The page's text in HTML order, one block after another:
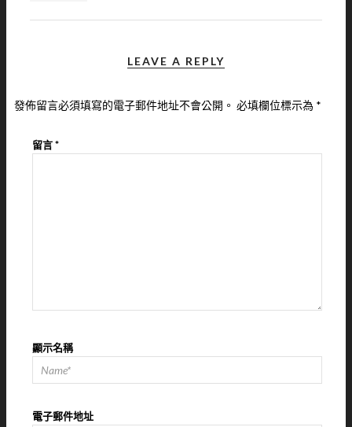
LEAVE A REPLY
發佈留言必須填寫的電子郵件地址不會公開。 必填欄位標示為 *
留言*
顯示名稱
電子郵件地址